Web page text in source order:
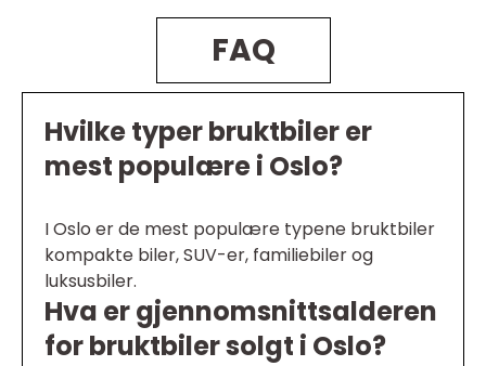
FAQ
Hvilke typer bruktbiler er
mest populære i Oslo?
I Oslo er de mest populære typene bruktbiler
kompakte biler, SUV-er, familiebiler og
luksusbiler.
Hva er gjennomsnittsalderen
for bruktbiler solgt i Oslo?